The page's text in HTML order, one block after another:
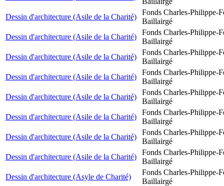
Dessin d'architecture (Asile de la Charité)
Fonds Charles-Philippe-
Baillairgé
Dessin d'architecture (Asile de la Charité)
Fonds Charles-Philippe-
Baillairgé
Dessin d'architecture (Asile de la Charité)
Fonds Charles-Philippe-
Baillairgé
Dessin d'architecture (Asile de la Charité)
Fonds Charles-Philippe-
Baillairgé
Dessin d'architecture (Asile de la Charité)
Fonds Charles-Philippe-
Baillairgé
Dessin d'architecture (Asile de la Charité)
Fonds Charles-Philippe-
Baillairgé
Dessin d'architecture (Asile de la Charité)
Fonds Charles-Philippe-
Baillairgé
Dessin d'architecture (Asile de la Charité)
Fonds Charles-Philippe-
Baillairgé
Dessin d'architecture (Asyle de Charité)
Fonds Charles-Philippe-
Baillairgé